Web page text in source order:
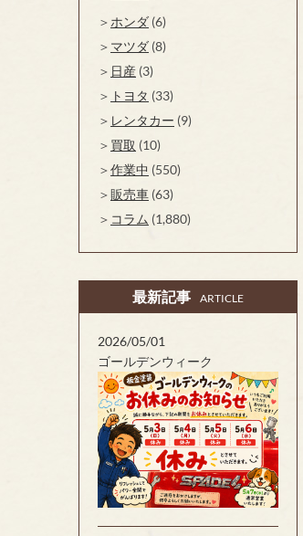
ホンダ (6)
マツダ (8)
日産 (3)
トヨタ (33)
レンタカー (9)
買取 (10)
作業中 (550)
販売車 (63)
コラム (1,880)
最新記事 ARTICLE
2026/05/01
ゴールデンウィーク